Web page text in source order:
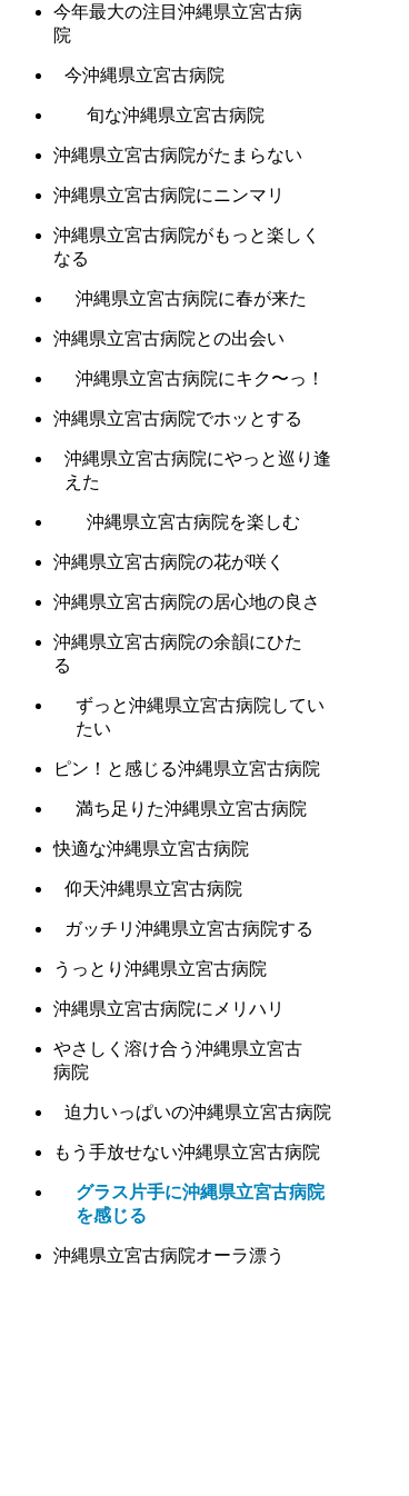
今年最大の注目沖縄県立宮古病
院
今沖縄県立宮古病院
旬な沖縄県立宮古病院
沖縄県立宮古病院がたまらない
沖縄県立宮古病院にニンマリ
沖縄県立宮古病院がもっと楽しく
なる
沖縄県立宮古病院に春が来た
沖縄県立宮古病院との出会い
沖縄県立宮古病院にキク〜っ！
沖縄県立宮古病院でホッとする
沖縄県立宮古病院にやっと巡り逢
えた
沖縄県立宮古病院を楽しむ
沖縄県立宮古病院の花が咲く
沖縄県立宮古病院の居心地の良さ
沖縄県立宮古病院の余韻にひた
る
ずっと沖縄県立宮古病院してい
たい
ピン！と感じる沖縄県立宮古病院
満ち足りた沖縄県立宮古病院
快適な沖縄県立宮古病院
仰天沖縄県立宮古病院
ガッチリ沖縄県立宮古病院する
うっとり沖縄県立宮古病院
沖縄県立宮古病院にメリハリ
やさしく溶け合う沖縄県立宮古
病院
迫力いっぱいの沖縄県立宮古病院
もう手放せない沖縄県立宮古病院
グラス片手に沖縄県立宮古病院
を感じる
沖縄県立宮古病院オーラ漂う